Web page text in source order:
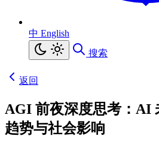
中 English
搜索
返回
AGI 前夜深度思考：AI
趋势与社会影响